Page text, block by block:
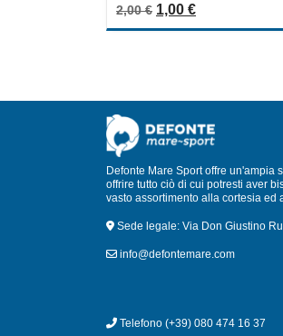
out
of
2,00€ Il prezzo originale
1,00 €Il prezzo
Defonte Mare Sport offre un'ampia
offrire tutto ciò di cui potresti aver
vasto assortimento alla cortesia ed
Sede legale: Via Don Giustino
info@defontemare.com
Telefono (+39) 080 474 16 37